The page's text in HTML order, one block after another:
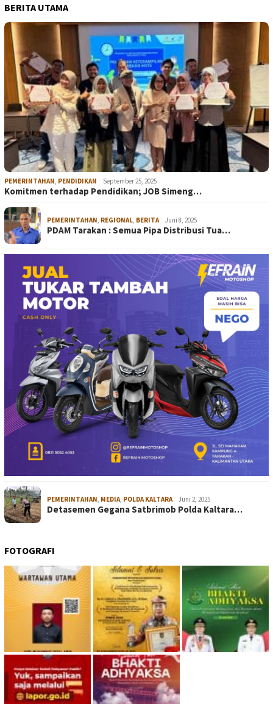
BERITA UTAMA
PEMERINTAHAN, PENDIDIKAN September 25, 2025
Komitmen terhadap Pendidikan; JOB Simeng…
PEMERINTAHAN, REGIONAL, BERITA Juni 8, 2025
PDAM Tarakan : Semua Pipa Distribusi Tua…
PEMERINTAHAN MEDIA POLDA KALTARA Juni 2, 2025
Detasemen Gegana Satbrimob Polda Kaltara…
FOTOGRAFI